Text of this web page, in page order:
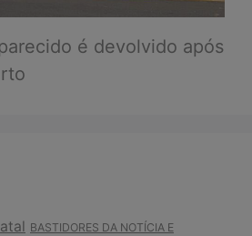
é devolvido após
BASTIDORES DA NOTÍCIA E